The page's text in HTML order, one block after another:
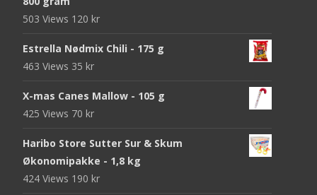
503 Views 120 kr
Estrella Nødmix Chili - 175 g
463 Views 35 kr
X-mas Canes Mallow - 105 g
425 Views 70 kr
Haribo Store Sutter Sur & Skum
Økonomipakke - 1,8 kg
424 Views 190 kr